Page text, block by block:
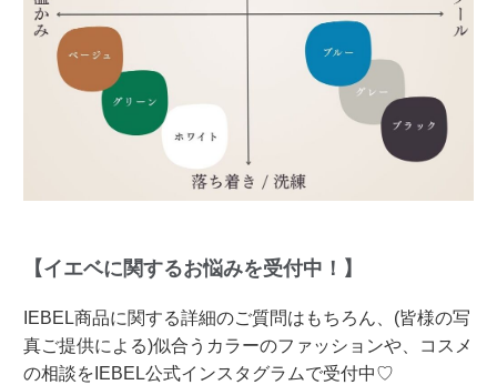
【イエベに関するお悩みを受付中！】
IEBEL商品に関する詳細のご質問はもちろん、(皆様の写
真ご提供による)似合うカラーのファッションや、コスメ
の相談をIEBEL公式インスタグラムで受付中♡